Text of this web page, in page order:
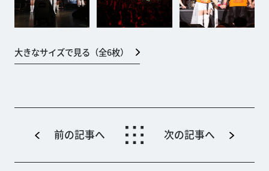
大きなサイズで見る（全6枚）
前の記事へ 次の記事へ